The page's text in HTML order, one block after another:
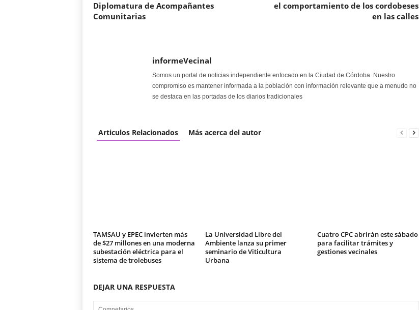
Diplomatura de Acompañantes
Comunitarias
el comportamiento de los cordobeses
en las calles
informeVecinal
Somos un portal de noticias independiente enfocado en la Ciudad de Córdoba. Nuestro
compromiso es mantener informada a la población con información relevante que a menudo no
se destaca en las portadas de los diarios tradicionales
Articulos Relacionados Más acerca del autor
TAMSAU y EPEC invierten más
de $27 millones en una moderna
subestación eléctrica para el
sistema de trolebuses
La Universidad Libre del
Ambiente lanza su primer
seminario de Viticultura
Urbana
Cuatro CPC abrirán este sábado
para facilitar trámites y
gestiones vecinales
DEJAR UNA RESPUESTA